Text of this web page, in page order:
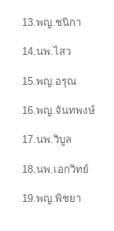
13.พญ.ชนิ
14.นพ.ไส
15.พญ.อรุณ
16.พญ.จัน
17.นพ.วิบู
18.นพ.เอกวิ
19.พญ.พิชย